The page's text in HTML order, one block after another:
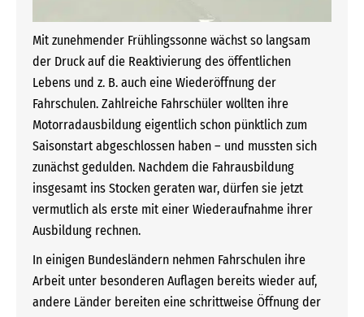
Mit zunehmender Frühlingssonne wächst so langsam
der Druck auf die Reaktivierung des öffentlichen
Lebens und z. B. auch eine Wiederöffnung der
Fahrschulen. Zahlreiche Fahrschüler wollten ihre
Motorradausbildung eigentlich schon pünktlich zum
Saisonstart abgeschlossen haben – und mussten sich
zunächst gedulden. Nachdem die Fahrausbildung
insgesamt ins Stocken geraten war, dürfen sie jetzt
vermutlich als erste mit einer Wiederaufnahme ihrer
Ausbildung rechnen.
In einigen Bundesländern nehmen Fahrschulen ihre
Arbeit unter besonderen Auflagen bereits wieder auf,
andere Länder bereiten eine schrittweise Öffnung der